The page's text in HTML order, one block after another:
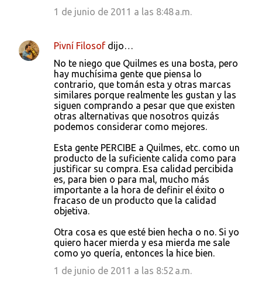
1 de junio de 2011 a las 8:48 a.m.
Pivní Filosof dijo…
No te niego que Quilmes es una bosta, pero
hay muchísima gente que piensa lo
contrario, que tomán esta y otras marcas
similares porque realmente les gustan y las
siguen comprando a pesar que que existen
otras alternativas que nosotros quizás
podemos considerar como mejores.
Esta gente PERCIBE a Quilmes, etc. como un
producto de la suficiente calida como para
justificar su compra. Esa calidad percibida
es, para bien o para mal, mucho más
importante a la hora de definir el éxito o
fracaso de un producto que la calidad
objetiva.
Otra cosa es que esté bien hecha o no. Si yo
quiero hacer mierda y esa mierda me sale
como yo quería, entonces la hice bien.
1 de junio de 2011 a las 8:52 a.m.